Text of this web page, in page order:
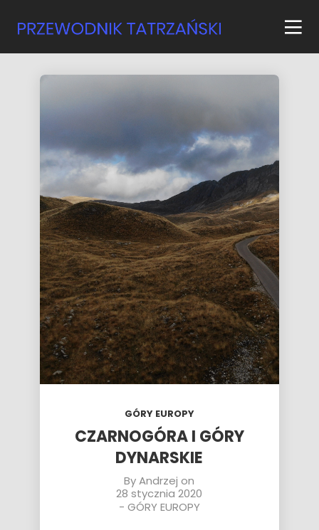
GÓRY EUROPY
CZARNOGÓRA I GÓRY
DYNARSKIE
ByAndrzej on
28 stycznia 2020
- GÓRY EUROPY